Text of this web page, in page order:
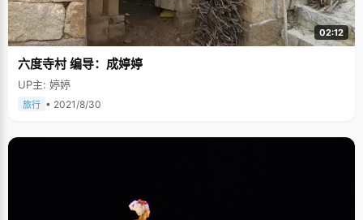
02:12
六度寺村 编导：成婷婷
UP主: 婷婷
旅行 • 2021/8/30